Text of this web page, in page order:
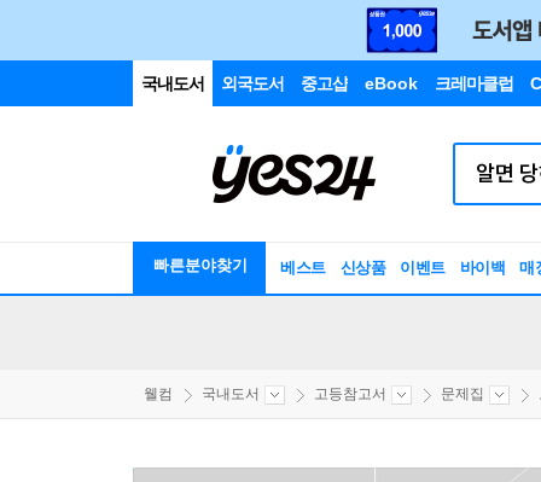
국내도서 외국도서 중고샵 eBook 크레마클럽
빠른분야찾기 베스트 신상품 이벤트 바이백 매
웰컴 국내도서 고등참고서 문제집